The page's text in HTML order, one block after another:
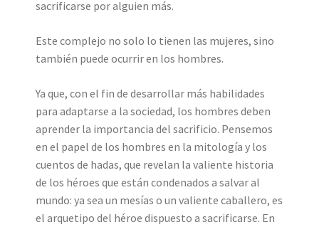
sacrificarse por alguien más.
Este complejo no solo lo tienen las mujeres, sino
también puede ocurrir en los hombres.
Ya que, con el fin de desarrollar más habilidades
para adaptarse a la sociedad, los hombres deben
aprender la importancia del sacrificio. Pensemos
en el papel de los hombres en la mitología y los
cuentos de hadas, que revelan la valiente historia
de los héroes que están condenados a salvar al
mundo: ya sea un mesías o un valiente caballero, es
el arquetipo del héroe dispuesto a sacrificarse. En